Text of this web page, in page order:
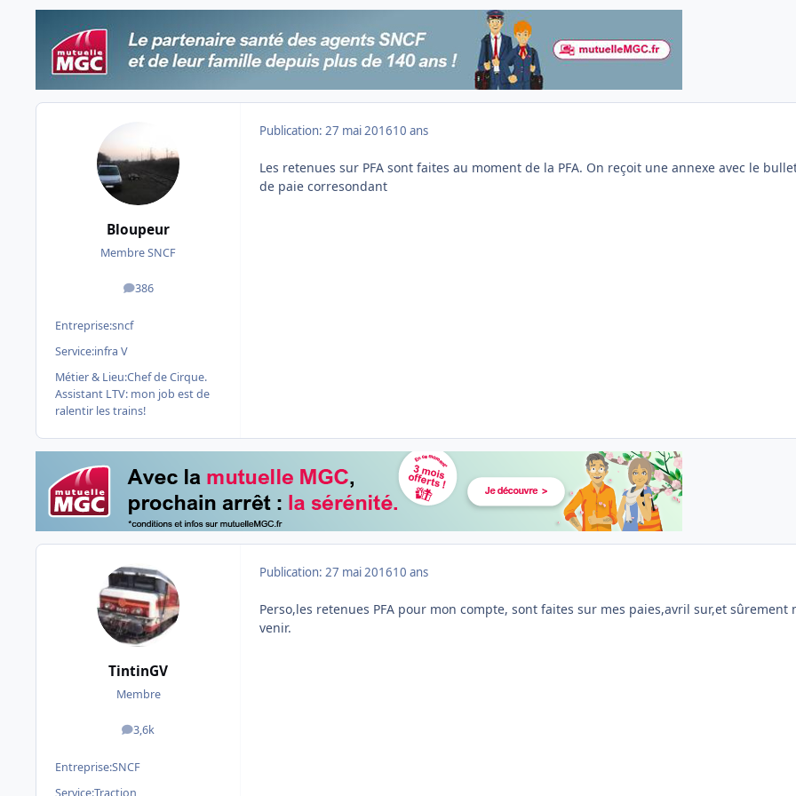
Bloupeur
Membre SNCF
386
messages
Entreprise:sncf
Service:infra V
Métier & Lieu:Chef de Cirque.
Assistant LTV: mon job est de
ralentir les trains!
Publication: 27 mai 201610 ans
Les retenues sur PFA sont faites au moment de la PFA. On reçoit une annexe avec le
de paie corresondant
TintinGV
Membre
3,6k
messages
Entreprise:SNCF
Service:Traction
Publication: 27 mai 201610 ans
Perso,les retenues PFA pour mon compte, sont faites sur mes paies,avril sur,et sûrement
venir.